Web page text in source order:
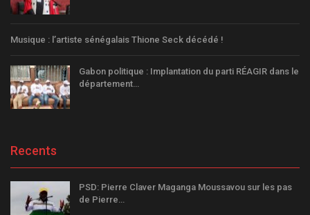
Musique : l’artiste sénégalais Thione Seck décédé !
Gabon politique : Implantation du parti RÉAGIR dans le
département…
Recents
PSD: Pierre Claver Maganga Moussavou sur les pas
de Pierre…